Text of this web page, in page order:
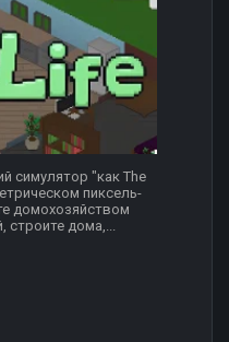
симулятор "как The
пиксель-
домохозяйством
строите дома,...